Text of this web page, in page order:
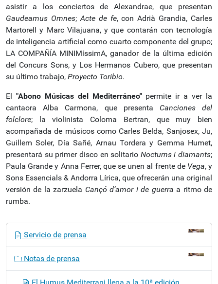
asistir a los conciertos de Alexandrae, que presentan
Gaudeamus Omnes;Acte de fe, con Adrià Grandia, Carles
Martorell y Marc Vilajuana, y que contarán con tecnología
de inteligencia artificial como cuarto componente del grupo;
LA COMPAÑÍA MINIMíssimA, ganador de la última edición
del Concurs Sons, y Los Hermanos Cubero, que presentan
su último trabajo, Proyecto Toribio.
El "Abono Músicas del Mediterráneo"permite ir a ver la
cantaora Alba Carmona, que presenta Canciones del
folclore; la violinista Coloma Bertran, que muy bien
acompañada de músicos como Carles Belda, Sanjosex, Ju,
Guillem Soler, Día Sañé, Arnau Tordera y Gemma Humet,
presentará su primer disco en solitario Nocturns i diamants;
Paula Grande y Anna Ferrer, que se unen al frente de Vega, y
Sons Essencials & Andorra Lírica, que ofrecerán una original
versión de la zarzuela Cançó d’amor i de guerra a ritmo de
rumba.
Servicio de prensa
Notas de prensa